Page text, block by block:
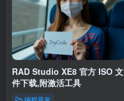
RAD Studio XE8 官方 ISO 文
件下载,附激活工具